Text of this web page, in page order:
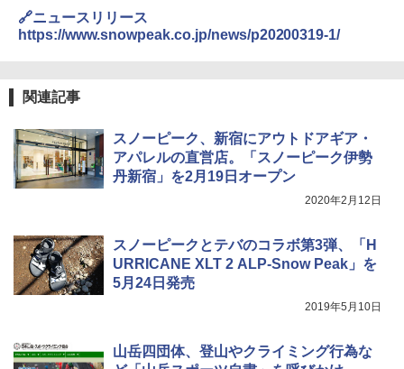
￥2,479
￥2,277
[キャンパーズコレクション 山善] 傘みたいに
￥9,990
[キャンパーズコレクション 山善] 傘みたいに
広げるだけ パッとサッとテント キューブワ
ATCW-150B エクルベージュ
￥-
可能 安全ロック付き 高安全性 金属製耐久 コ
ンパクト多機能設計 持ち運び便利 アウトド
熊撃退スプレー 熊よけスプレー 熊スプレー
【日本企業販売】超強力クマ対策スプレー 30
0ml（連続噴射30秒）110ml（連続噴射15
秒）射程5～10m 安全ロック搭載 携帯収納袋
付き ヒグマ・イノシシ対策 自治体・教育機
送
￥3,680
🔗ニュースリリース
https://www.snowpeak.co.jp/news/p20200319-1/
関連記事
スノーピーク、新宿にアウトドアギア・
アパレルの直営店。「スノーピーク伊勢
丹新宿」を2月19日オープン
2020年2月12日
スノーピークとテバのコラボ第3弾、「H
URRICANE XLT 2 ALP-Snow Peak」を
5月24日発売
2019年5月10日
山岳四団体、登山やクライミング行為な